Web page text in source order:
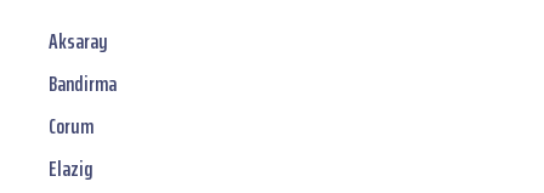
Aksaray
Bandirma
Corum
Elazig